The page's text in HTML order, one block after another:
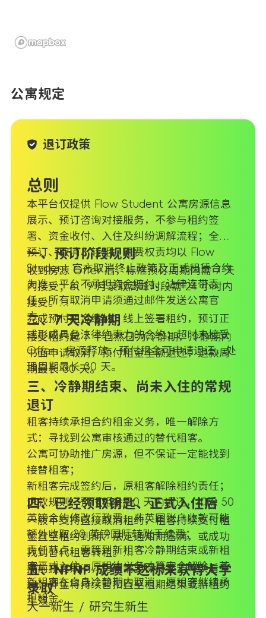
公寓规定
退订政策
总则
本平台仅提供 Flow Student 公寓房源信息
展示、预订咨询对接服务，不参与租约签
署、资金收付、入住及纠纷调解流程；全部
预订、取消、转租、退费权责均以 Flow
Student 官方取消终止政策及正式租赁合约
为准，平台不承担资金赔付、法律连带责
任，所有取消申请须通过邮件发送公寓官
方。
一、预订阶段规则
收到房源 Offer 后，标准预订周期内需 7 天
内接受；8、9 月录取高峰时段需 24 小时内
接受。
完成预付租金缴纳、线上签署租约，预订正
式形成具备法律约束力的合约；超时未接受
Offer，房源释放，预付租金可申请退还，处
理周期最长 30 天。
二、7 天冷静期
接受租约起 7 个自然日为冷静期，冷静期内
书面申请取消，预付租金全额退还，退款周
期最长 30 天。
三、冷静期结束、尚未入住的常规
退订
租客持续承担合约租金义务，唯一解除方
式：寻找到公寓审核通过的替代租客。
公寓可协助推广房源，但不保证一定能找到
接替租客；
新租客完成签约后，原租客解除租约责任；
退款规则：预付租金 30 天内退还，扣除 50
英镑合约修改行政费；非英国账户收款可能
额外收取 20 英镑国际转账手续费；
责任节点：需等到新租客冷静期结束或新租
客正式入住，原租约义务才算完全解除；若
新租客在自身冷静期内取消，原租客继续承
担租金。
四、已经领取钥匙、正式入住后
一般不支持直接取消租约，租客持续支付租
金直至租约到期、法定通知期届满，或成功
找到替代租客转租。
提前搬离期间，房屋需要保持整洁可供看
房；押金将持续暂扣直至租期结束或新租约
生效。
五、NPNP 成绩不达标未获得大学
录取
大一新生 / 研究生新生